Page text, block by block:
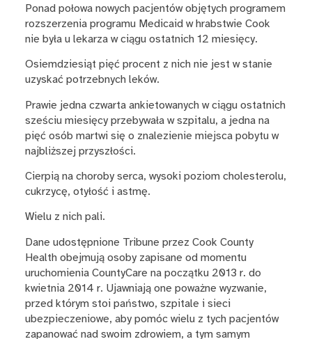
Ponad połowa nowych pacjentów objętych programem
rozszerzenia programu Medicaid w hrabstwie Cook
nie była u lekarza w ciągu ostatnich 12 miesięcy.
Osiemdziesiąt pięć procent z nich nie jest w stanie
uzyskać potrzebnych leków.
Prawie jedna czwarta ankietowanych w ciągu ostatnich
sześciu miesięcy przebywała w szpitalu, a jedna na
pięć osób martwi się o znalezienie miejsca pobytu w
najbliższej przyszłości.
Cierpią na choroby serca, wysoki poziom cholesterolu,
cukrzycę, otyłość i astmę.
Wielu z nich pali.
Dane udostępnione Tribune przez Cook County
Health obejmują osoby zapisane od momentu
uruchomienia CountyCare na początku 2013 r. do
kwietnia 2014 r. Ujawniają one poważne wyzwanie,
przed którym stoi państwo, szpitale i sieci
ubezpieczeniowe, aby pomóc wielu z tych pacjentów
zapanować nad swoim zdrowiem, a tym samym